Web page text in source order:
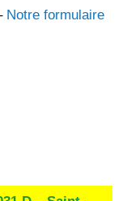
Notre formulaire